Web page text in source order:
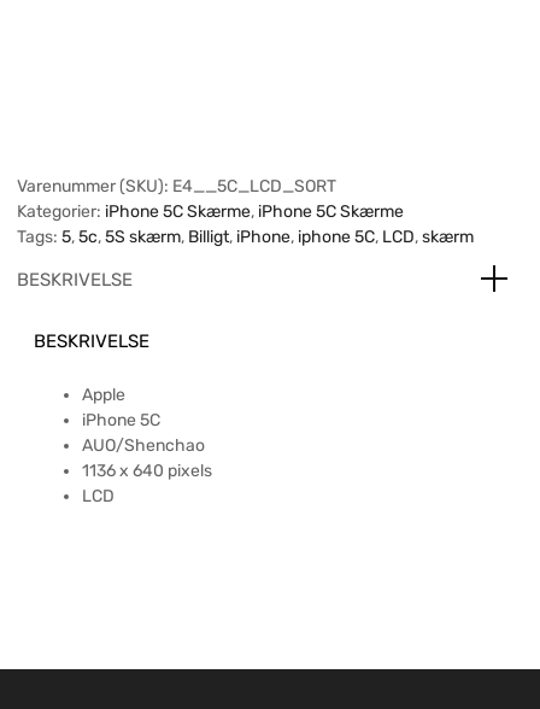
Varenummer (SKU): E4__5C_LCD_SORT
Kategorier: iPhone 5C Skærme, iPhone 5C Skærme
Tags: 5,5c,5S skærm, Billigt, iPhone, iphone 5C, LCD,skærm
BESKRIVELSE
BESKRIVELSE
Apple
iPhone 5C
AUO/Shenchao
1136 x 640 pixels
LCD